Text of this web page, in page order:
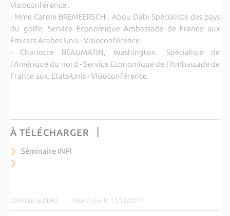
Visioconférence .
- Mme Carole BREMEERSCH , Abou Dabi Spécialiste des pays
du golfe. Service Economique Ambassade de France aux
Emirats Arabes Unis - Visioconférence.
- Charlotte BEAUMATIN, Washington. Spécialiste de
l'Amérique du nord - Service Economique de l'Ambassade de
France aux. Etats-Unis - Visioconférence.
À TÉLÉCHARGER
Séminaire INPI
CAMILLE SEDDIKI | Mise à jour le 13/12/2017